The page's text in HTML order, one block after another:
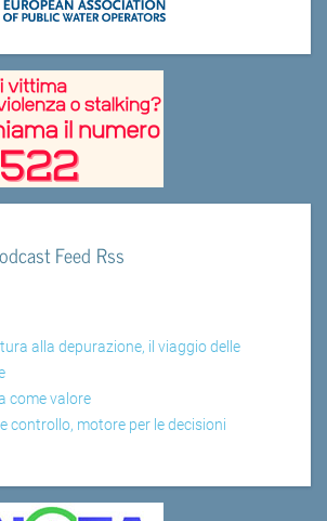
Feed Rss
alla depurazione, il viaggio delle
come valore
controllo, motore per le decisioni